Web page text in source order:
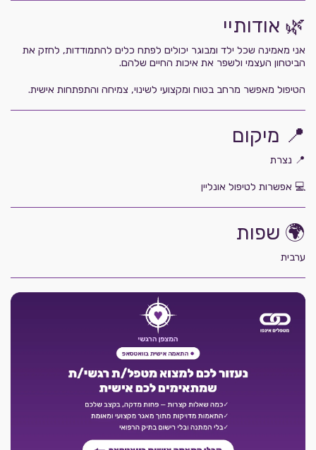
🌿 אודותיי
אני מאמינה שכל ילד ומבוגר יכולים לפתח כלים להתמודדות, לחזק את
הביטחון העצמי ולשפר את איכות החיים שלהם.
הטיפול מאפשר מרחב בטוח ומקצועי לשינוי, צמיחה והתפתחות אישית.
📍 מיקום
📍 נצרת
💻 אפשרות לטיפול אונליין
🌍 שפות
ערבית